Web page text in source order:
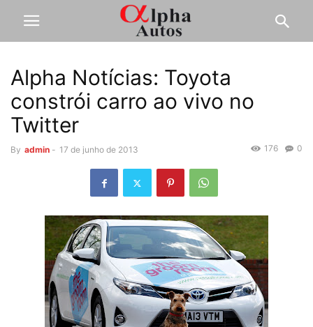
Alpha Notícias: Toyota
constrói carro ao vivo no
Twitter
By admin - 17 de junho de 2013 0
176